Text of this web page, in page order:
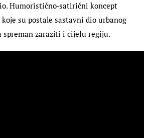
Humoristično-satirični koncept
su postale sastavni dio urbanog
spreman zaraziti i cijelu regiju.